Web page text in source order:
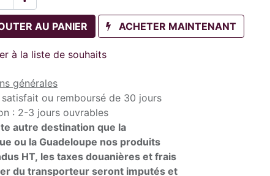
AU PANIER ACHETER MAINTENANT
à la liste de souhaits
générales
satisfait ou remboursé de 30 jours
: 2-3 jours ouvrables
autre destination que la
ou la Guadeloupe nos produits
HT, les taxes douanières et frais
du transporteur seront imputés et